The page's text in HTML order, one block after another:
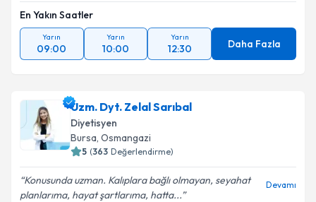
En Yakın Saatler
Yarın
09:00
Yarın
10:00
Yarın
12:30 Daha Fazla
Uzm. Dyt. Zelal Sarıbal
Diyetisyen
Bursa, Osmangazi
5 (363 Değerlendirme)
Konusunda uzman. Kalıplara bağlı olmayan, seyahat
planlarıma, hayat şartlarıma, hatta...
Devamı